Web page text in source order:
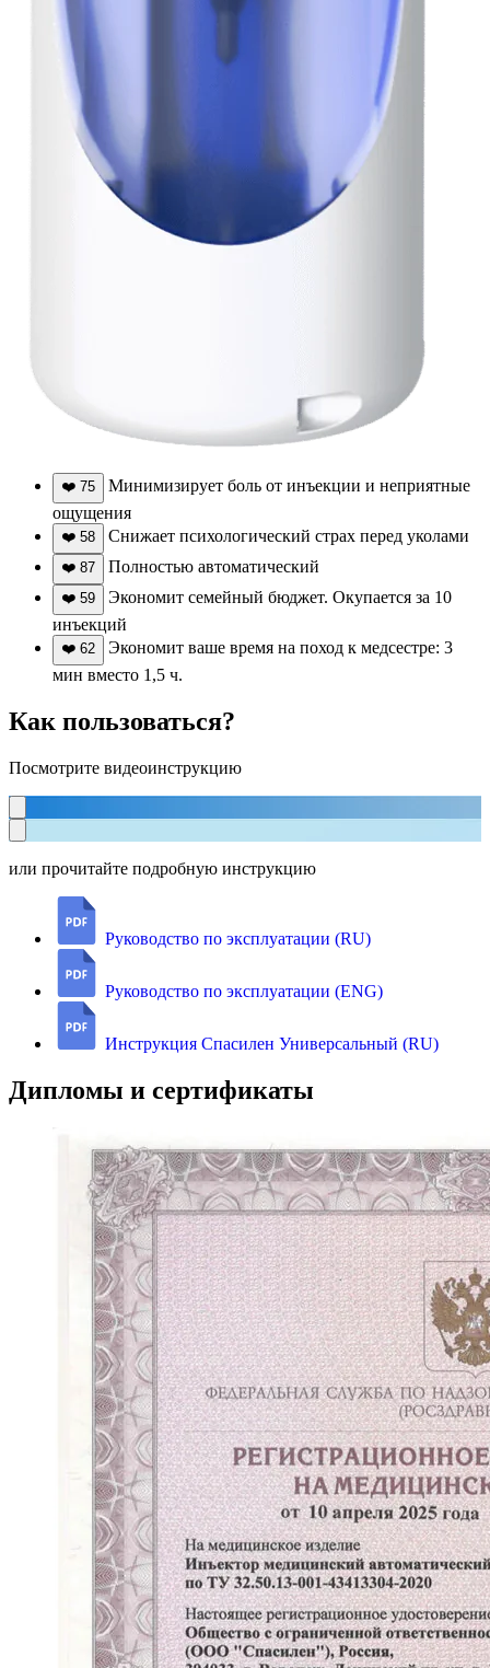
❤️ 75
Минимизирует боль от инъекции и неприятные
ощущения
❤️ 58 Снижает психологический страх перед уколами
❤️ 87 Полностью автоматический
❤️ 59
Экономит семейный бюджет. Окупается за 10
инъекций
❤️ 62
Экономит ваше время на поход к медсестре: 3
мин вместо 1,5 ч.
Как пользоваться?
Посмотрите видеоинструкцию
или прочитайте подробную инструкцию
Руководство по эксплуатации (RU)
Руководство по эксплуатации (ENG)
Инструкция Спасилен Универсальный (RU)
Дипломы и сертификаты